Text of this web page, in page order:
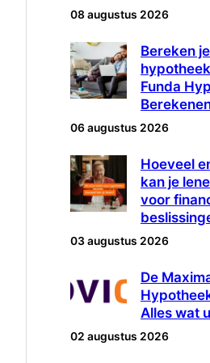
08 augustus 2026
Bereken
Funda
06 augustus 2026
Hoeveel
kan je
voor
03 augustus 2026
De
Alles wat
02 augustus 2026